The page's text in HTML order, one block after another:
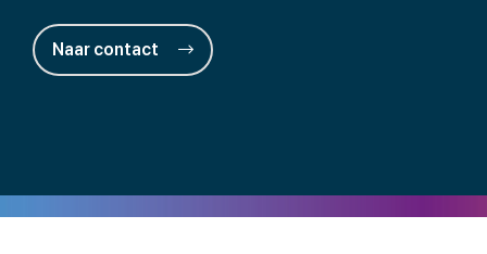
Naar contact